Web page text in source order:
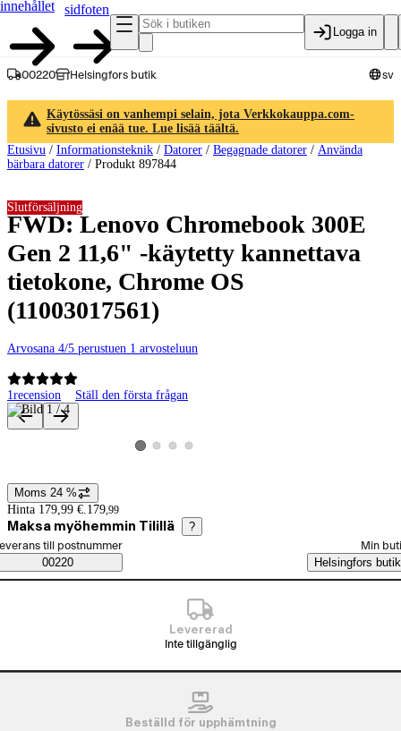
innehållet
sidfoten
Logga in
00220 Helsingfors butik sv
Käytössäsi on vanhempi selain, jota Verkkokauppa.com-
sivusto ei enää tue. Lue lisää täältä.
Etusivu / Informationsteknik / Datorer / Begagnade datorer / Använda
bärbara datorer / Produkt 897844
FWD: Lenovo Chromebook 300E
Gen 2 11,6" -käytetty kannettava
tietokone, Chrome OS
(11003017561)
Arvosana 4/5 perustuen 1 arvosteluun
1recension Ställ den första frågan
Slutförsäljning
Produktbilder och videor
Visa produktbild 1
Visa produktbild 2
Visa produktbild 3
Visa produktbild 4
Prisinformation
Moms 24 %
Hinta 179,99 €. 179,99
Maksa myöhemmin Tilillä ?
Saatavuustiedot
beställningssätt
till postnummer
00220
Min
Helsingfors butik
Levererad
Inte tillgänglig
Beställd för upphämtning